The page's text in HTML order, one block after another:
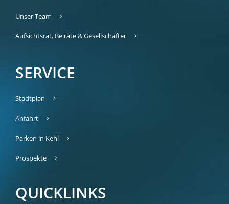
Unser Team
Aufsichtsrat, Beiräte & Gesellschafter
SERVICE
Stadtplan
Anfahrt
Parken in Kehl
Prospekte
QUICKLINKS